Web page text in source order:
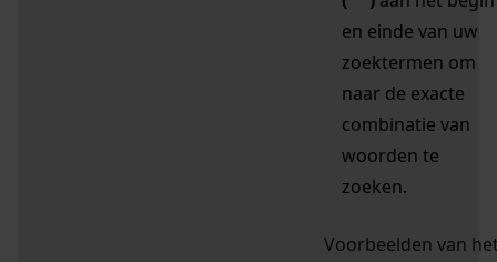
en einde van uw
zoektermen om
naar de exacte
combinatie van
woorden te
zoeken.
Voorbeelden van